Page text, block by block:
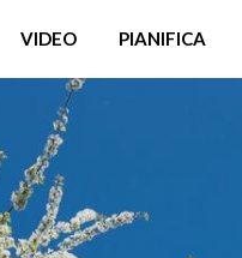
VIDEO PIANIFICA